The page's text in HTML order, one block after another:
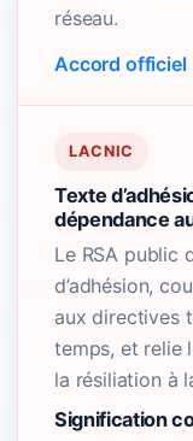
réseau.
Accord
LACNIC
Texte
dépendance
Le RSA public
d’adhésion,
aux directives
temps, et relie
la résiliation à
Signification